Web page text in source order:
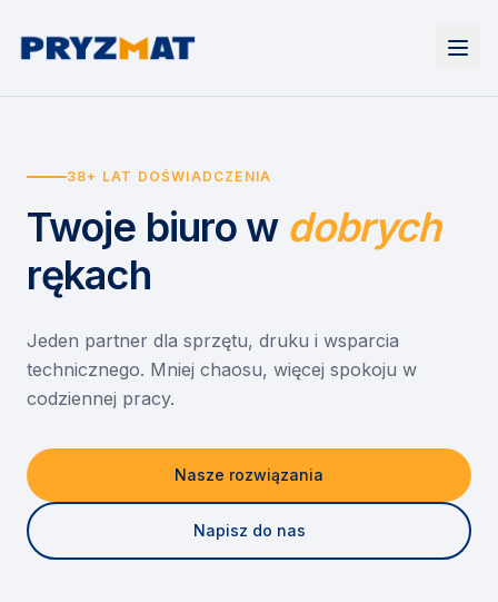
Urządzenia
Drukarki i urządzenia wielofunkcyjne
Etykiety i identyfikacja
Skanery i obieg dokumentów
Monitory interaktywne
Niszczarki dokumentów
Wynajem drukarek
Wynajem urządzeń biurowych
Asystent druku
EZD RP
Misja szkoła
Serwis
O nas
Kontakt
38+ LAT DOŚWIADCZENIA
Twoje biuro w dobrych
rękach
Jeden partner dla sprzętu, druku i wsparcia
technicznego. Mniej chaosu, więcej spokoju w
codziennej pracy.
Nasze rozwiązania
Napisz do nas